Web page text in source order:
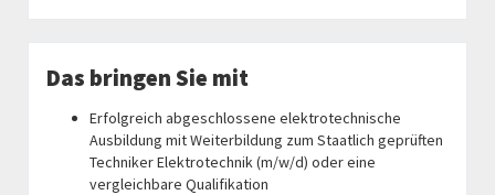
Das bringen Sie mit
Erfolgreich abgeschlossene elektrotechnische
Ausbildung mit Weiterbildung zum Staatlich geprüften
Techniker Elektrotechnik (m/w/d) oder eine
vergleichbare Qualifikation